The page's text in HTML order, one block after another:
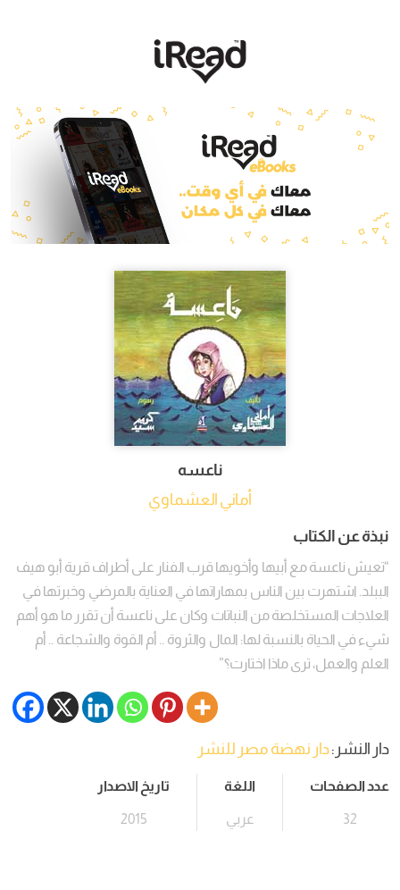
ناعسه
أماني العشماوي
نبذة عن الكتاب
“تعيش ناعسة مع أبيها وأخويها قرب الفنار على أطراف قرية أبو هيف
الببلد. اشتهرت بين الناس بمهاراتها في العناية بالمرضي وخبرتها في
العلاجات المستخلصة من النباتات وكان على ناعسة أن تقرر ما هو أهم
شيء في الحياة بالنسبة لها: المال والثروة .. أم القوة والشجاعة .. أم
العلم والعمل، ترى ماذا اختارت؟”
دار النشر:دار نهضة مصر للنشر
عدد الصفحات
32
اللغة
عربي
تاريخ الاصدار
2015